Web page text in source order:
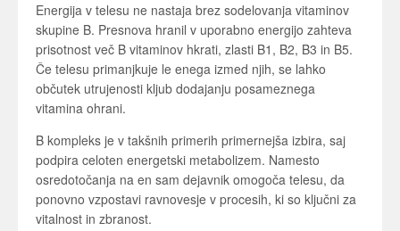
Energija v telesu ne nastaja brez sodelovanja vitaminov
skupine B. Presnova hranil v uporabno energijo zahteva
prisotnost več B vitaminov hkrati, zlasti B1, B2, B3 in B5.
Če telesu primanjkuje le enega izmed njih, se lahko
občutek utrujenosti kljub dodajanju posameznega
vitamina ohrani.
B kompleks je v takšnih primerih primernejša izbira, saj
podpira celoten energetski metabolizem. Namesto
osredotočanja na en sam dejavnik omogoča telesu, da
ponovno vzpostavi ravnovesje v procesih, ki so ključni za
vitalnost in zbranost.